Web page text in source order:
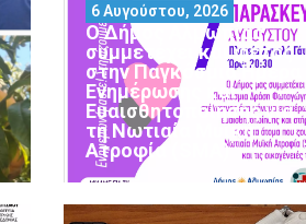
Ο Δήμος Αλμωπίας
συμμετέχει και φέτος
στην Παγκόσμια Ημέρα
Ενημέρωσης και
Ευαισθητοποίησης για
τη Νωτιαία Μυϊκή
Ατροφία (SMA)
6 Αυγούστου, 2026